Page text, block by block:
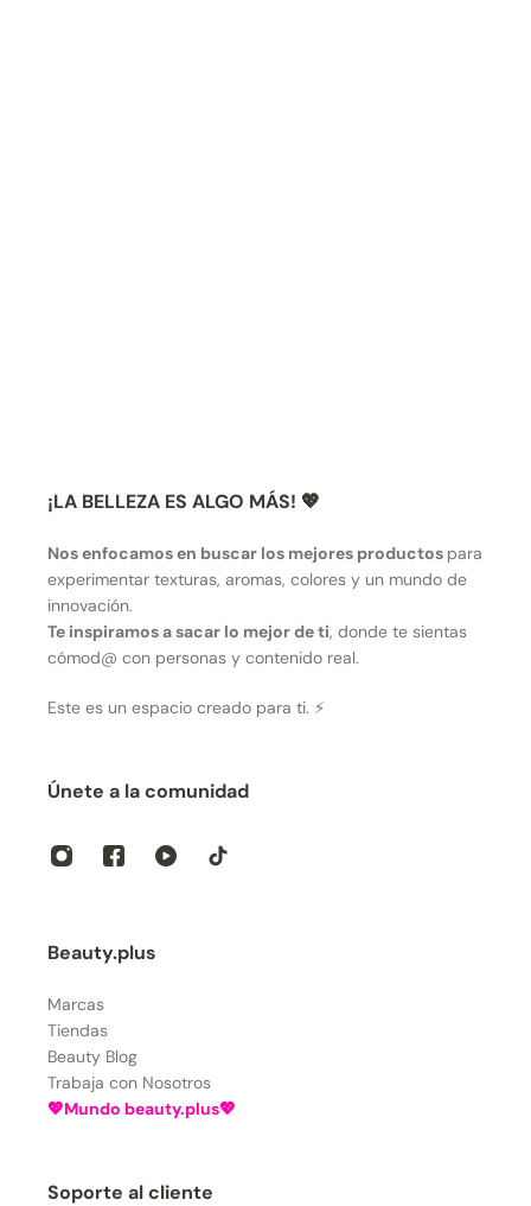
¡LA BELLEZA ES ALGO MÁS! 💖
Nos enfocamos en buscar los mejores productos para
experimentar texturas, aromas, colores y un mundo de
innovación.
Te inspiramos a sacar lo mejor de ti, donde te sientas
cómod@ con personas y contenido real.
Este es un espacio creado para ti. ⚡
Únete a la comunidad
Beauty.plus
Marcas
Tiendas
Beauty Blog
Trabaja con Nosotros
💖Mundo beauty.plus💖
Soporte al cliente